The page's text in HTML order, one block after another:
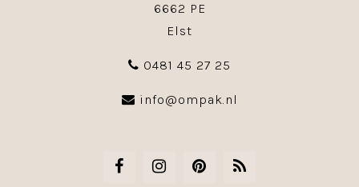
6662 PE
Elst
0481 45 27 25
info@ompak.nl